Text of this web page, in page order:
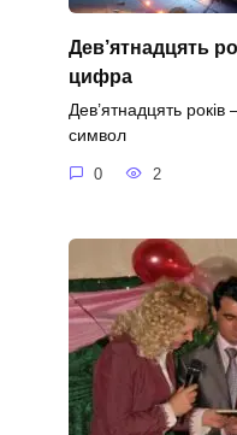
Дев’ятнадцять
цифра
Дев’ятнадцять
символ
0 2